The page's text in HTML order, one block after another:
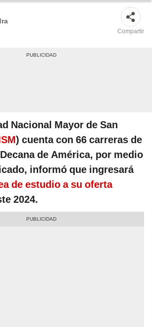
Compartir
Nacional Mayor de San
) cuenta con 66 carreras de
de América, por medio
informó que ingresará
de estudio a su oferta
2024.